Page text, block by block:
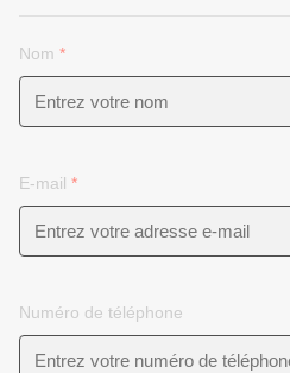
Nom *
E-mail *
Numéro de téléphone